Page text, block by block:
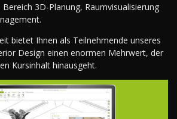
3D-Planung, Raumvisualisierung
bietet Ihnen als Teilnehmende unseres
Design einen enormen Mehrwert, der
Kursinhalt hinausgeht.